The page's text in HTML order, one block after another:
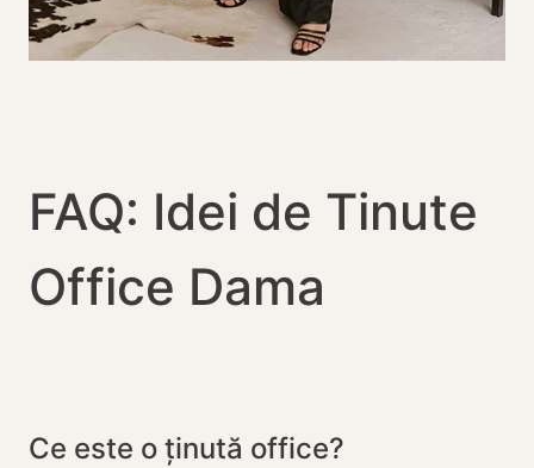
FAQ: Idei de Tinute
Office Dama
Ce este o ținută office?